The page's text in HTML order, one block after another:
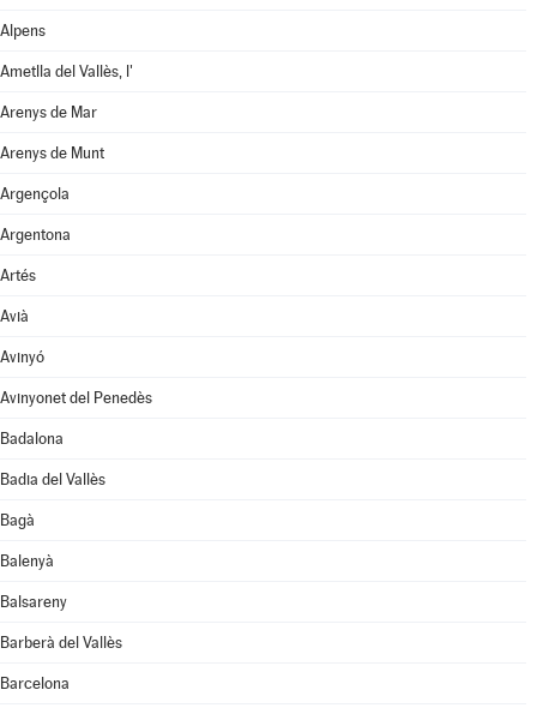
Alpens
Ametlla del Vallès, l'
Arenys de Mar
Arenys de Munt
Argençola
Argentona
Artés
Avià
Avinyó
Avinyonet del Penedès
Badalona
Badia del Vallès
Bagà
Balenyà
Balsareny
Barberà del Vallès
Barcelona